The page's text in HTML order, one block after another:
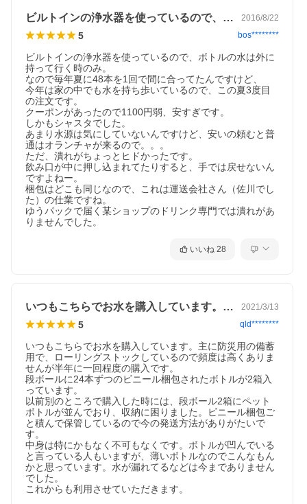
ビルトインの浄水器を使っているので、ボ… 2016/8/22
5 bos********
ビルトインの浄水器を使っているので、ボトルの水は外に
持って行く時のみ。
なので毎年夏に48本を1回で間に合ってたんですけど、
今年は家の中でも水を持ち歩いているので、この夏3度目
の注文です。
クーポンがあったので1100円弱、安すぎです。
しかもシャスタでした。
あまり水源は気にしていないんですけど、安いの頼むと普
通はオランチャが来るので。。。
ただ、潰れがちょっとヒドかったです。
飲み口が中に押し込まれてたりすると、手では戻せないん
ですよねー。
梱包はどこも同じなので、これは運送会社さん（佐川でし
た）の仕業ですね。
ゆうパックで届く某ショップのドリンク専門では潰れがあ
りませんでした。
いいね 28
いつもこちらでお水を購入しています。主… 2021/3/13
5 qld********
いつもこちらでお水を購入しています。主に防災用の備蓄
用で、ローリングストックしているので頻度は高くありま
せんが半年に一回程度の購入です。
段ボールに24本ずつのビニール梱包されたボトルが2箱入
っています。
以前別のところで購入した時には、段ボール2箱にペット
ボトルが並んでおり、収納に困りました。ビニール梱包ご
と積んで保管しているので今の発送方法がありがたいで
す。
中身は特にかもなく不可もなくです。ボトルが凹んでいる
と言っている人もいますが、薄いボトルなのでこんなもん
かと思っています。水が漏れてるなどは今までありません
でした。
これからも利用させていただきます。